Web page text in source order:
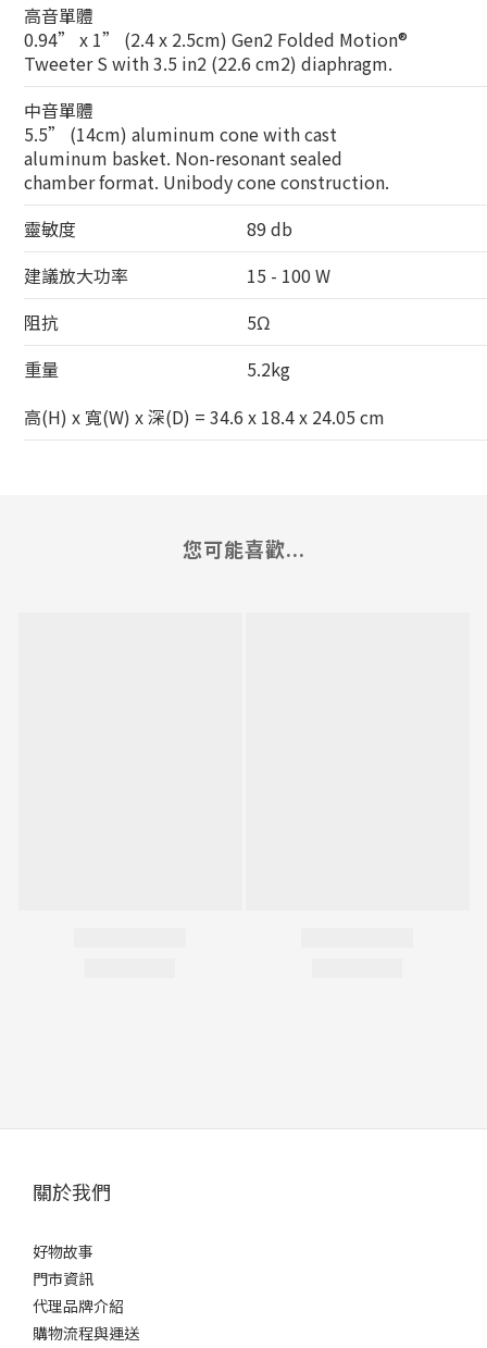
高音單體
0.94” x 1” (2.4 x 2.5cm) Gen2 Folded Motion®
Tweeter S with 3.5 in2 (22.6 cm2) diaphragm.
中音單體
5.5” (14cm) aluminum cone with cast
aluminum basket. Non-resonant sealed
chamber format. Unibody cone construction.
靈敏度
89 db
建議放大功率
15 - 100 W
阻抗
5Ω
重量
5.2kg
高(H) x 寬(W) x 深(D) = 34.6 x 18.4 x 24.05 cm
您可能喜歡...
關於我們
好物故事
門市資訊
代理品牌介紹
購物流程與運送